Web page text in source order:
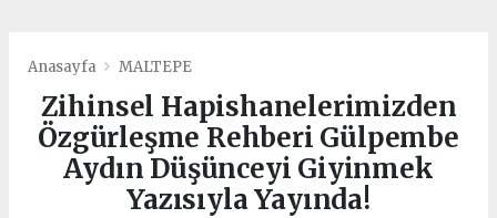
Anasayfa MALTEPE
Zihinsel Hapishanelerimizden
Özgürleşme Rehberi Gülpembe
Aydın Düşünceyi Giyinmek
Yazısıyla Yayında!